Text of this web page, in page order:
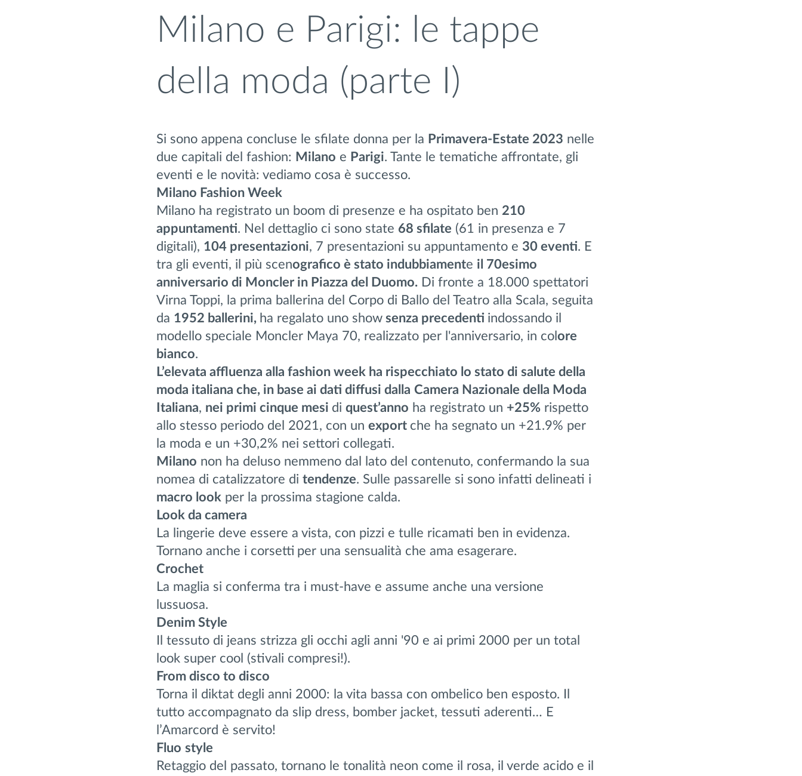
Milano e Parigi: le tappe
della moda (parte I)
Si sono appena concluse le sfilate donna per la Primavera-Estate 2023 nelle
due capitali del fashion: Milano e Parigi. Tante le tematiche affrontate, gli
eventi e le novità: vediamo cosa è successo.
Milano Fashion Week
Milano ha registrato un boom di presenze e ha ospitato ben 210
appuntamenti. Nel dettaglio ci sono state 68 sfilate (61 in presenza e 7
digitali), 104 presentazioni, 7 presentazioni su appuntamento e 30 eventi. E
tra gli eventi, il più scenografico è stato indubbiamente il 70esimo
anniversario di Moncler in Piazza del Duomo.Di fronte a 18.000 spettatori
Virna Toppi, la prima ballerina del Corpo di Ballo del Teatro alla Scala, seguita
da 1952 ballerini, ha regalato uno showsenza precedenti indossando il
modello speciale Moncler Maya 70, realizzato per l'anniversario, in col ore
bianco.
L’elevata affluenza alla fashion week ha rispecchiato lo stato di salute della
moda italiana che, in base ai dati diffusi dalla Camera Nazionale della Moda
Italiana, nei primi cinque mesi di quest’anno ha registrato un +25%rispetto
allo stesso periodo del 2021, con un export che ha segnato un +21.9% per
la moda e un +30,2% nei settori collegati.
Milano non ha deluso nemmeno dal lato del contenuto, confermando la sua
nomea di catalizzatore di tendenze. Sulle passarelle si sono infatti delineati i
macro look per la prossima stagione calda.
Look da camera
La lingerie deve essere a vista, con pizzi e tulle ricamati ben in evidenza.
Tornano anche i corsetti per una sensualità che ama esagerare.
Crochet
La maglia si conferma tra i must-have e assume anche una versione
lussuosa.
Denim Style
Il tessuto di jeans strizza gli occhi agli anni '90 e ai primi 2000 per un total
look super cool (stivali compresi!).
From disco to disco
Torna il diktat degli anni 2000: la vita bassa con ombelico ben esposto. Il
tutto accompagnato da slip dress, bomber jacket, tessuti aderenti… E
l’Amarcord è servito!
Fluo style
Retaggio del passato, tornano le tonalità neon come il rosa, il verde acido e il